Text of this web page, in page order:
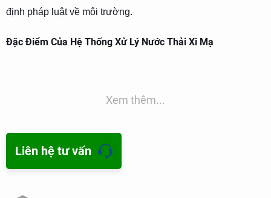
định pháp luật về môi trường.
Đặc Điểm Của Hệ Thống Xử Lý Nước Thải Xi Mạ
+ Công nghệ hóa lý: Sử dụng các phương pháp hóa học và
các kim loại nặng và hóa chất.
+ Công nghệ điện phân: Dùng điện để tách các kim loại
Xem thêm...
Liên hệ tư vấn